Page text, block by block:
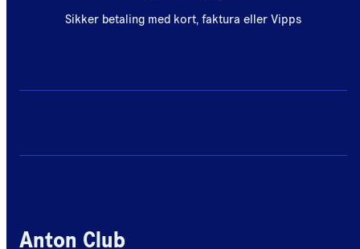
Sikker betaling med kort, faktura eller Vipps
Anton Club